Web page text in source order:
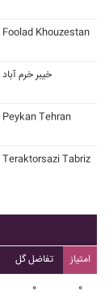
Foolad Khouzestan
خيبر خرم آباد
Peykan Tehran
Teraktorsazi Tabriz
تفاضل گل
امتیاز
۰ ۰